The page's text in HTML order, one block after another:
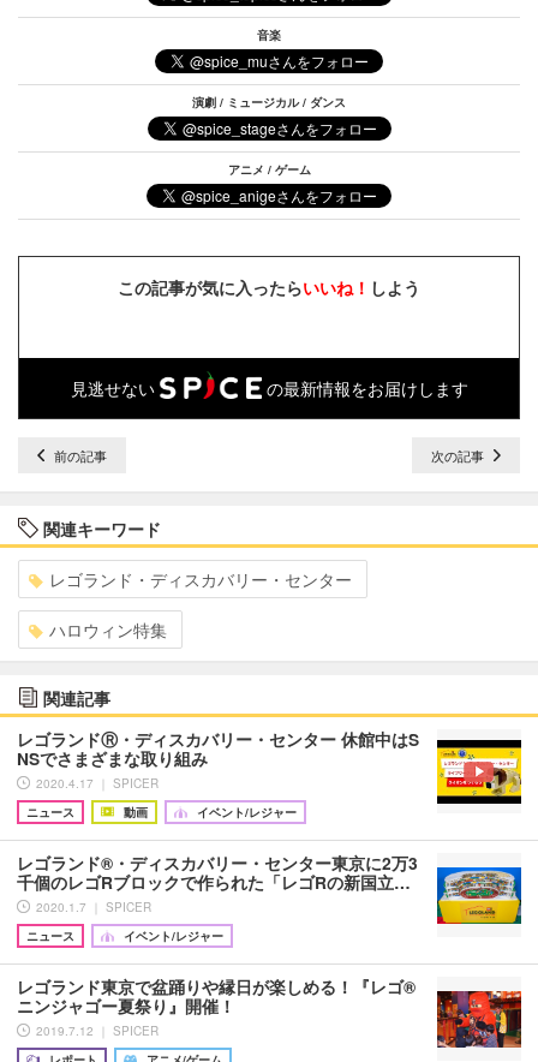
音楽
演劇 / ミュージカル / ダンス
アニメ / ゲーム
この記事が気に入ったらいいね！ しよう
見逃せない の最新情報をお届けします
前の記事 次の記事
関連キーワード
レゴランド・ディスカバリー・センター
ハロウィン特集
関連記事
レゴランドⓇ・ディスカバリー・センター 休館中はS
NSでさまざまな取り組み
2020.4.17 ｜ SPICER
ニュース
動画 イベント/レジャー
レゴランド®・ディスカバリー・センター東京に2万3
千個のレゴRブロックで作られた「レゴRの新国立…
2020.1.7 ｜ SPICER
ニュース
イベント/レジャー
レゴランド東京で盆踊りや縁日が楽しめる！『レゴ®
ニンジャゴー夏祭り』開催！
2019.7.12 ｜ SPICER